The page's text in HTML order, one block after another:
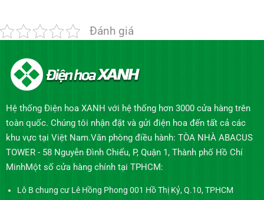
Đánh giá
Hệ thống Điện hoa XANH với hệ thống hơn 3000 cửa hàng trên
toàn quốc. Chúng tôi nhận đặt và gửi điện hoa đến tất cả các
khu vực tại Việt Nam.Văn phòng điều hành: TÒA NHÀ ABACUS
TOWER - 58 Nguyễn Đình Chiểu, P, Quận 1, Thành phố Hồ Chí
MinhMột số cửa hàng chính tại TPHCM:
Lô B chung cư Lê Hồng Phong 001 Hồ Thị Kỷ, Q.10, TPHCM